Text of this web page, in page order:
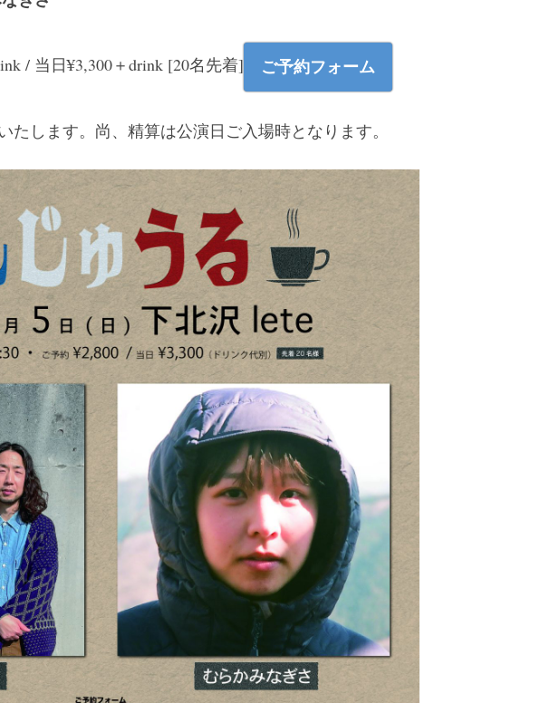
/ 当日¥3,300＋drink [20名先着]
ご予約フォーム
たします。尚、精算は公演日ご入場時となります。